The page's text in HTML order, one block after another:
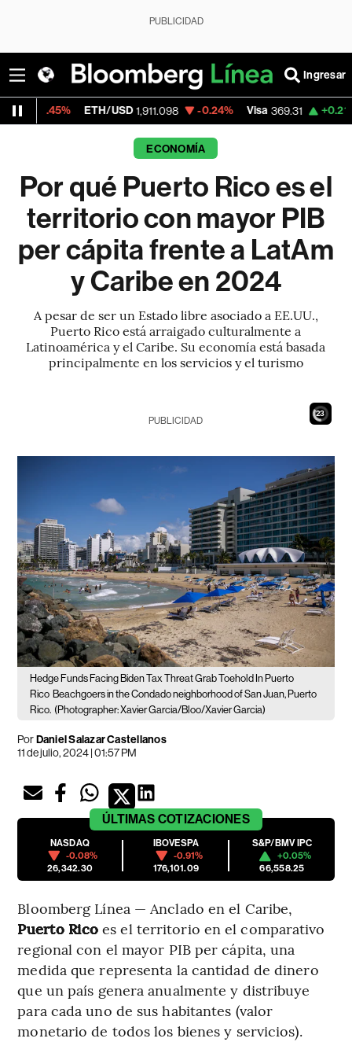
PUBLICIDAD
Ingresar
1,911.098 -0.24% Visa 369.31 +0.21% MercadoLibre
ECONOMÍA
Por qué Puerto Rico es el
territorio con mayor PIB
per cápita frente a LatAm
y Caribe en 2024
A pesar de ser un Estado libre asociado a EE.UU.,
Puerto Rico está arraigado culturalmente a
Latinoamérica y el Caribe. Su economía está basada
principalmente en los servicios y el turismo
21
PUBLICIDAD
Hedge Funds Facing Biden Tax Threat Grab Toehold In Puerto
Rico Beachgoers in the Condado neighborhood of San Juan, Puerto
Rico. (Photographer: Xavier Garcia/Bloo/Xavier Garcia)
PorDaniel Salazar Castellanos
11 de julio, 2024 | 01:57 PM
ÚLTIMAS COTIZACIONES
NASDAQ
-0.08%
26,342.30
IBOVESPA
-0.91%
176,101.09
S&P/BMV IPC
+0.05%
66,558.25
Bloomberg Línea — Anclado en el Caribe,
Puerto Rico es el territorio en el comparativo
regional con el mayor PIB per cápita, una
medida que representa la cantidad de dinero
que un país genera anualmente y distribuye
para cada uno de sus habitantes (valor
monetario de todos los bienes y servicios).